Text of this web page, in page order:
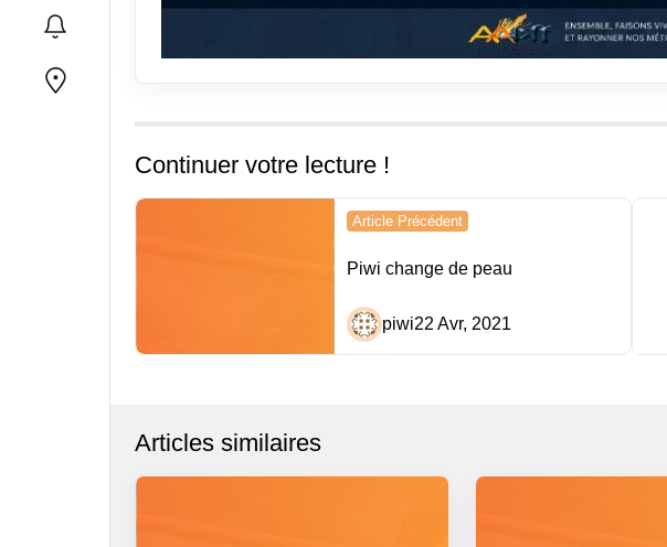
Continuer votre lecture !
Navigation
de
Article Précédent
Piwi change de peau
piwi22 Avr, 2021
Articles similaires